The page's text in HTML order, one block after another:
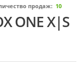
продаж: 10
ONE X|S